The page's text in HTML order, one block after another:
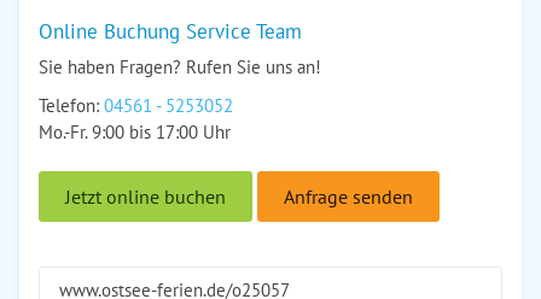
Online Buchung Service Team
Sie haben Fragen? Rufen Sie uns an!
Telefon: 04561 - 5253052
Mo.-Fr. 9:00 bis 17:00 Uhr
Jetzt online buchen Anfrage senden
www.ostsee-ferien.de/o25057